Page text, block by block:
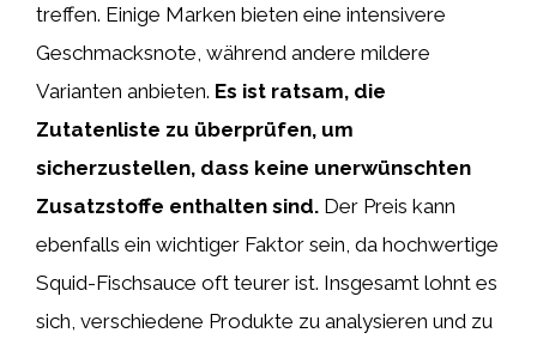
treffen. Einige Marken bieten eine intensivere
Geschmacksnote, während andere mildere
Varianten anbieten. Es ist ratsam, die
Zutatenliste zu überprüfen, um
sicherzustellen, dass keine unerwünschten
Zusatzstoffe enthalten sind. Der Preis kann
ebenfalls ein wichtiger Faktor sein, da hochwertige
Squid-Fischsauce oft teurer ist. Insgesamt lohnt es
sich, verschiedene Produkte zu analysieren und zu